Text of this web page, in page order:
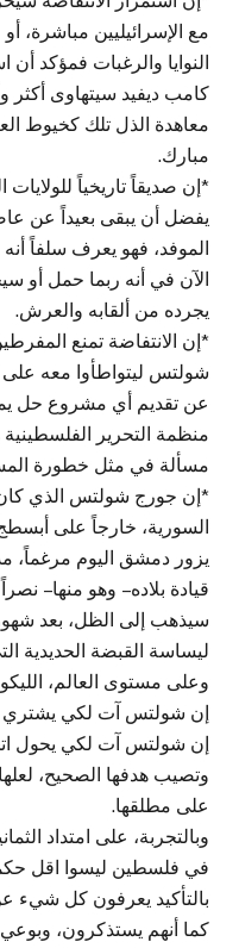
مع الإسرائيليين مباشرة،
النوايا والرغبات فمؤكد
كامب ديفيد سيتهاوى أكثر
معاهدة الذل تلك كخيوط
مبارك.
*إن صديقاً تاريخياً
يفضل أن يبقى بعيداً عن
الموفد، فهو يعرف سلفاً
الآن في أنه ربما حمل أو
يجرده من ألقابه والعرش.
*إن الانتفاضة تمنع
شولتس ليتواطأوا معه على
عن تقديم أي مشروع حل
منظمة التحرير
مسألة في مثل خطورة
*إن جورج شولتس الذي كان
السورية، خارجاً على
يزور دمشق اليوم مرغماً،
قيادة بلاده – وهو منها –
سيذهب إلى الظل، بعد
ليساسة القبضة الحديدية
وعلى مستوى العالم،
إن شولتس آت لكي يشتري
إن شولتس آت لكي يحول
وتصيب هدفها الصحيح،
على مطلقها.
وبالتجربة، على امتداد
في فلسطين ليسوا اقل
بالتأكيد يعرفون كل شيء
كما أنهم يستذكرون،